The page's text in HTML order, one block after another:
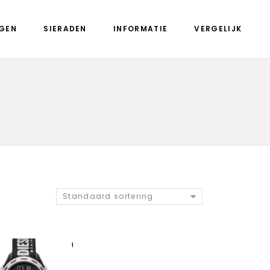
SIERADEN INFORMATIE VERGELIJK
Standaard sortering